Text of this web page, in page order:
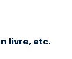
livre, etc.